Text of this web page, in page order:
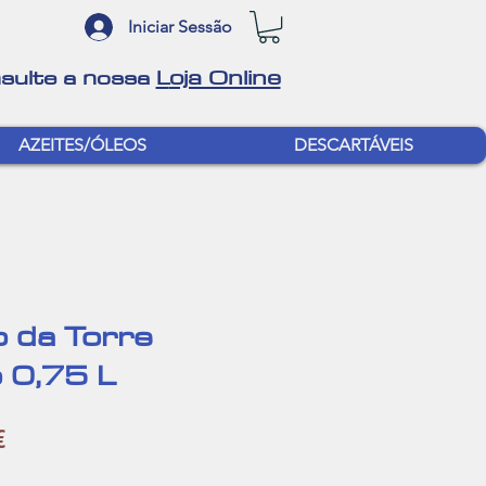
Iniciar Sessão
a nossa Loja Online
AZEITES/ÓLEOS DESCARTÁVEIS
da Torre
0,75 L
Preço